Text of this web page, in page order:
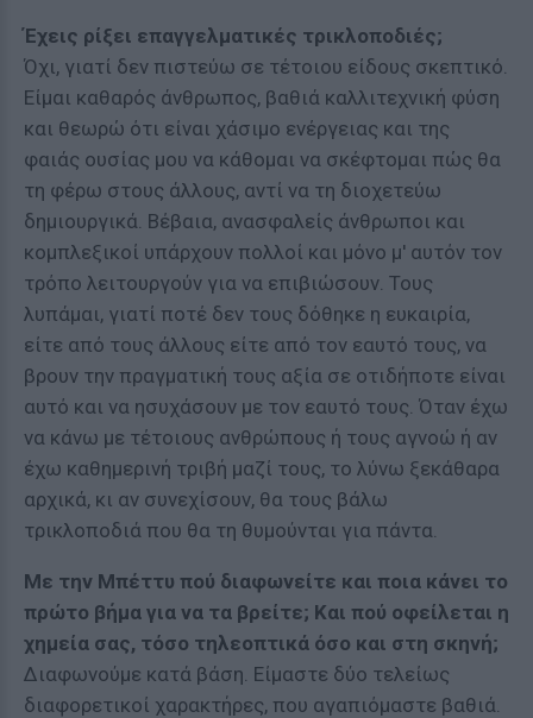
Έχεις ρίξει επαγγελματικές τρικλοποδιές;
Όχι, γιατί δεν πιστεύω σε τέτοιου είδους σκεπτικό.
Είμαι καθαρός άνθρωπος, βαθιά καλλιτεχνική φύση
και θεωρώ ότι είναι χάσιμο ενέργειας και της
φαιάς ουσίας μου να κάθομαι να σκέφτομαι πώς θα
τη φέρω στους άλλους, αντί να τη διοχετεύω
δημιουργικά. Βέβαια, ανασφαλείς άνθρωποι και
κομπλεξικοί υπάρχουν πολλοί και μόνο μ' αυτόν τον
τρόπο λειτουργούν για να επιβιώσουν. Τους
λυπάμαι, γιατί ποτέ δεν τους δόθηκε η ευκαιρία,
είτε από τους άλλους είτε από τον εαυτό τους, να
βρουν την πραγματική τους αξία σε οτιδήποτε είναι
αυτό και να ησυχάσουν με τον εαυτό τους. Όταν έχω
να κάνω με τέτοιους ανθρώπους ή τους αγνοώ ή αν
έχω καθημερινή τριβή μαζί τους, το λύνω ξεκάθαρα
αρχικά, κι αν συνεχίσουν, θα τους βάλω
τρικλοποδιά που θα τη θυμούνται για πάντα.
Με την Μπέττυ πού διαφωνείτε και ποια κάνει το
πρώτο βήμα για να τα βρείτε; Και πού οφείλεται η
χημεία σας, τόσο τηλεοπτικά όσο και στη σκηνή;
Διαφωνούμε κατά βάση. Είμαστε δύο τελείως
διαφορετικοί χαρακτήρες, που αγαπιόμαστε βαθιά.